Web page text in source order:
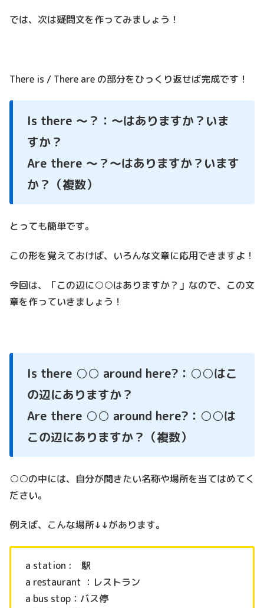
では、次は疑問文を作ってみましょう！
There is / There are の部分をひっくり返せば完成です！
Is there ～？：～はありますか？いま
すか？
Are there ～？～はありますか？います
か？（複数）
とっても簡単です。
この形を覚えておけば、いろんな文章に応用できますよ！
今回は、「この辺に○○はありますか？」なので、この文
章を作っていきましょう！
Is there ○○ around here?：○○はこ
の辺にありますか？
Are there ○○ around here?：○○は
この辺にありますか？（複数）
○○の中には、自分が聞きたい名称や場所を当てはめてく
ださい。
例えば、こんな場所↓↓があります。
a station : 駅
a restaurant ：レストラン
a bus stop：バス停